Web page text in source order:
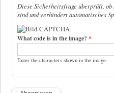
Diese Sicherheitsfrage überprüft,
sind und verhindert automatisches
What code is in the image?*
Enter the characters shown in the image.